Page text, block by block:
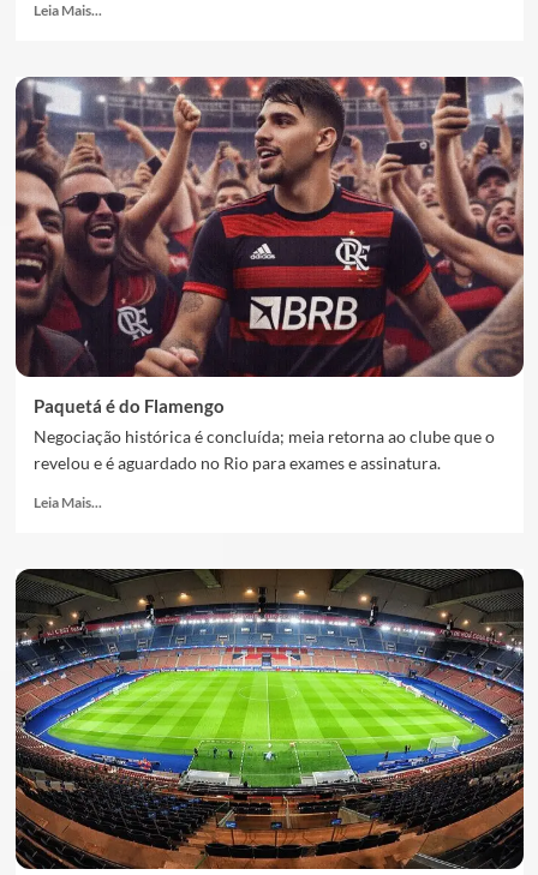
Leia Mais...
Paquetá é do Flamengo
Negociação histórica é concluída; meia retorna ao clube que o
revelou e é aguardado no Rio para exames e assinatura.
Leia Mais...